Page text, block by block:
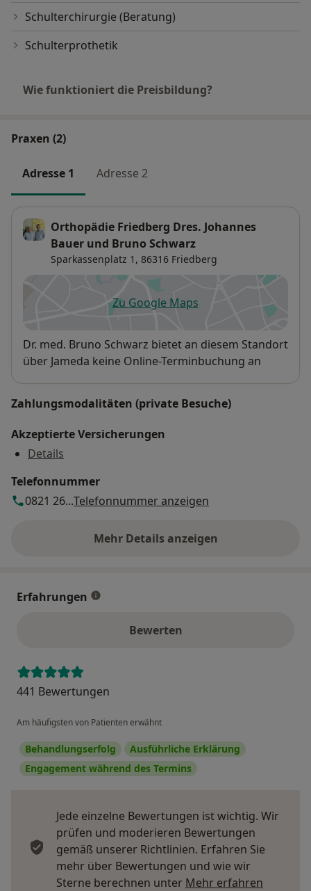
Schulterchirurgie (Beratung)
Schulterprothetik
Wie funktioniert die Preisbildung?
Praxen (2)
Adresse 1 Adresse 2
Orthopädie Friedberg Dres. Johannes
Bauer und Bruno Schwarz
Sparkassenplatz 1, 86316 Friedberg
Zu Google Mapsöffnet in einer neuen
Verfügbarkeit
Dr. med. Bruno Schwarz bietet an diesem Standort
über Jameda keine Online-Terminbuchung an
Zahlungsmodalitäten (private Besuche)
Akzeptierte Versicherungen
Details
Telefonnummer
0821 26...Telefonnummer anzeigen
Mehr Details anzeigen
über die Adresse
Erfahrungen
Bewerten
441 Bewertungen
Am häufigsten von Patienten erwähnt
Behandlungserfolg
Ausführliche Erklärung
Engagement während des Termins
Jede einzelne Bewertungen ist wichtig. Wir
prüfen und moderieren Bewertungen
gemäß unserer Richtlinien. Erfahren Sie
mehr über Bewertungen und wie wir
Sterne berechnen unter Mehr erfahren